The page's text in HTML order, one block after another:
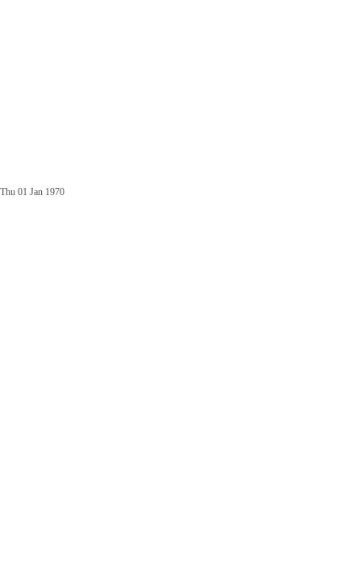
Thu 01 Jan 1970